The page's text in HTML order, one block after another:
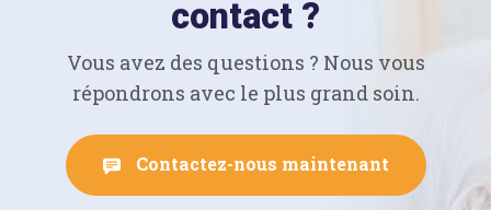
contact ?
Vous avez des questions ? Nous vous
répondrons avec le plus grand soin.
Contactez-nous maintenant